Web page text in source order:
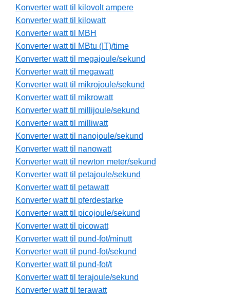
Konverter watt til kilovolt ampere
Konverter watt til kilowatt
Konverter watt til MBH
Konverter watt til MBtu (IT)/time
Konverter watt til megajoule/sekund
Konverter watt til megawatt
Konverter watt til mikrojoule/sekund
Konverter watt til mikrowatt
Konverter watt til millijoule/sekund
Konverter watt til milliwatt
Konverter watt til nanojoule/sekund
Konverter watt til nanowatt
Konverter watt til newton meter/sekund
Konverter watt til petajoule/sekund
Konverter watt til petawatt
Konverter watt til pferdestarke
Konverter watt til picojoule/sekund
Konverter watt til picowatt
Konverter watt til pund-fot/minutt
Konverter watt til pund-fot/sekund
Konverter watt til pund-fot/t
Konverter watt til terajoule/sekund
Konverter watt til terawatt